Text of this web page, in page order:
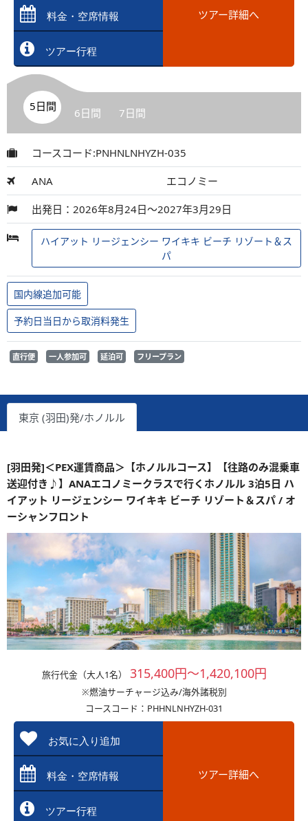
料金・空席情報
ツアー行程
ツアー詳細へ
5日間 6日間 7日間
コースコード:PNHNLNHYZH-035
ANA エコノミー
出発日：2026年8月24日～2027年3月29日
ハイアット リージェンシー ワイキキ ビーチ リゾート＆ス
パ
国内線追加可能
予約日当日から取消料発生
直行便 一人参加可 延泊可 フリープラン
東京 (羽田)発/ホノルル
[羽田発]＜PEX運賃商品＞【ホノルルコース】【往路のみ混乗車
送迎付き♪】ANAエコノミークラスで行くホノルル 3泊5日 ハ
イアット リージェンシー ワイキキ ビーチ リゾート＆スパ / オ
ーシャンフロント
旅行代金（大人1名） 315,400円～1,420,100円
※燃油サーチャージ込み/海外諸税別
コースコード：PHHNLNHYZH-031
お気に入り追加
料金・空席情報
ツアー行程
ツアー詳細へ